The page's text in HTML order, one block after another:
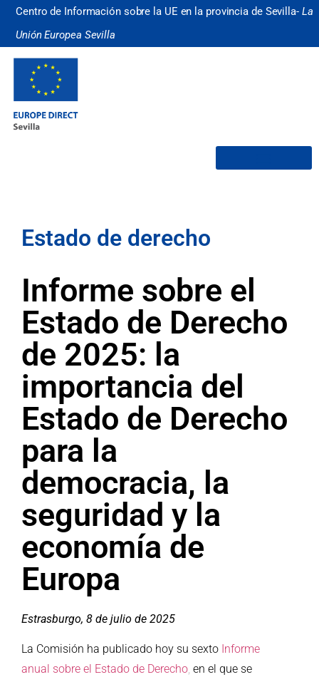
Centro de Información sobre la UE en la provincia de Sevilla- La
Unión Europea Sevilla
Estado de derecho
Informe sobre el
Estado de Derecho
de 2025: la
importancia del
Estado de Derecho
para la
democracia, la
seguridad y la
economía de
Europa
Estrasburgo, 8 de julio de 2025
La Comisión ha publicado hoy su sexto Informe
anual sobre el Estado de Derecho, en el que se